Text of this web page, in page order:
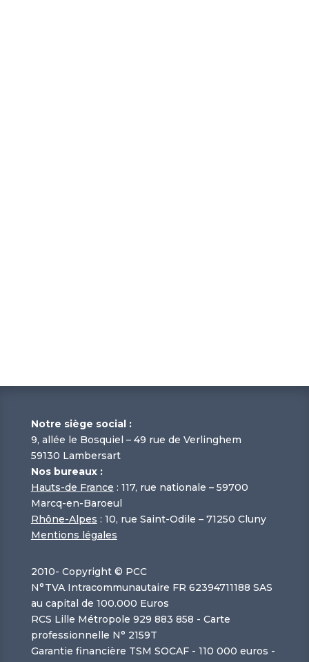
Notre siège social :
9, allée le Bosquiel – 49 rue de Verlinghem
59130 Lambersart
Nos bureaux :
Hauts-de France : 117, rue nationale – 59700
Marcq-en-Baroeul
Rhône-Alpes : 10, rue Saint-Odile – 71250 Cluny
Mentions légales
2010- Copyright © PCC
N°TVA Intracommunautaire FR 62394711188 SAS
au capital de 100.000 Euros
RCS Lille Métropole 929 883 858 - Carte
professionnelle N° 2159T
Garantie financière TSM SOCAF - 110 000 euros -